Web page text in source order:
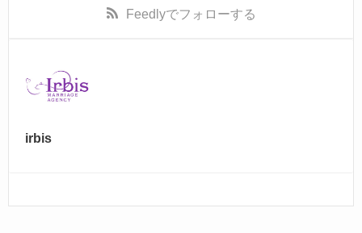
Feedlyでフォローする
irbis